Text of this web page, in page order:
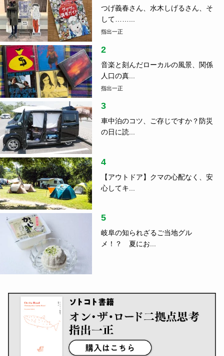
つげ義春さん、水木しげるさん、そ
して……...
指出一正
2
音楽と刻んだローカルの風景、関係
人口の真...
指出一正
3
車中泊のコツ、ご存じですか？防災
の日に読...
4
【アウトドア】クマの心配なく、安
心してキ...
5
岐阜の知られざるご当地グル
メ！？ 夏にお...